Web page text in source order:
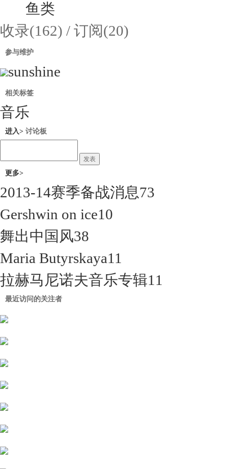
鱼类
收录(162) / 订阅(20)
参与维护
sunshine
相关标签
音乐
进入> 讨论板
发表
更多>
Ta的更多专辑
2013-14赛季备战消息73
Gershwin on ice10
舞出中国风38
Maria Butyrskaya11
拉赫马尼诺夫音乐专辑11
最近访问的关注者